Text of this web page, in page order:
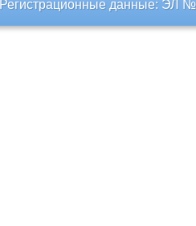
Регистрационные данные: ЭЛ №